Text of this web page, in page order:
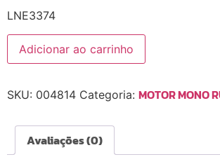
LNE3374
Adicionar ao carrinho
SKU: 004814 Categoria: MOTOR MONO
Avaliações (0)